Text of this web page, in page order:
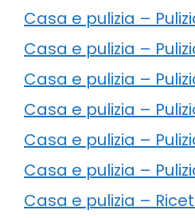
Casa e pulizia –
Casa e pulizia –
Casa e pulizia –
Casa e pulizia –
Casa e pulizia –
Casa e pulizia –
Casa e pulizia –